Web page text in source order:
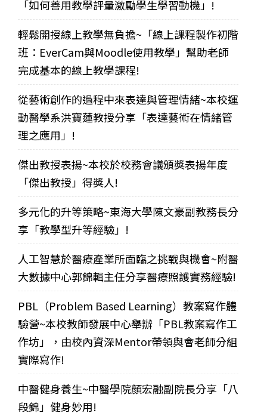
「如何善用教學評量激勵學生學習動機」!
輕鬆開授線上教學無負擔~「線上課程製作初階
班：EverCam與Moodle使用教學」幫助老師
完成基本的線上教學課程!
從藝術創作的過程中來表達與管理情緒~本校運
動醫學系洪寶蓮教授分享「表達藝術在情緒管
理之應用」!
傑出教授表揚~本校於校務會議頒獎表揚年度
「傑出教授」得獎人!
多元化的升等策略~東海大學陳文豪副教務長分
享「教學型升等經驗」!
人工智慧於醫療產業所面臨之挑戰與機會~附醫
大數據中心郭錦輯主任分享醫療照護實務經驗!
PBL（Problem Based Learning）教案寫作體
驗營~本校教師發展中心舉辦「PBL教案寫作工
作坊」，由校內資深Mentor帶領與會老師分組
實際寫作!
中醫健身養生~中醫學院顏宏融副院長分享「八
段錦」健身妙用!